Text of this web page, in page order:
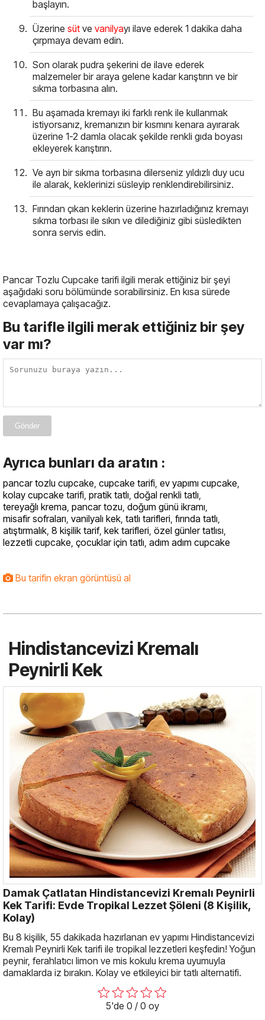
başlayın.
Üzerine süt ve vanilyayı ilave ederek 1 dakika daha
çırpmaya devam edin.
Son olarak pudra şekerini de ilave ederek
malzemeler bir araya gelene kadar karıştırın ve bir
sıkma torbasına alın.
Bu aşamada kremayı iki farklı renk ile kullanmak
istiyorsanız, kremanızın bir kısmını kenara ayırarak
üzerine 1-2 damla olacak şekilde renkli gıda boyası
ekleyerek karıştırın.
Ve ayrı bir sıkma torbasına dilerseniz yıldızlı duy ucu
ile alarak, keklerinizi süsleyip renklendirebilirsiniz.
Fırından çıkan keklerin üzerine hazırladığınız kremayı
sıkma torbası ile sıkın ve dilediğiniz gibi süsledikten
sonra servis edin.
Pancar Tozlu Cupcake tarifi ilgili merak ettiğiniz bir şeyi
aşağıdaki soru bölümünde sorabilirsiniz. En kısa sürede
cevaplamaya çalışacağız.
Bu tarifle ilgili merak ettiğiniz bir şey
var mı?
Gönder
Ayrıca bunları da aratın :
pancar tozlu cupcake, cupcake tarifi, ev yapımı cupcake,
kolay cupcake tarifi, pratik tatlı, doğal renkli tatlı,
tereyağlı krema, pancar tozu, doğum günü ikramı,
misafir sofraları, vanilyalı kek, tatlı tarifleri, fırında tatlı,
atıştırmalık, 8 kişilik tarif, kek tarifleri, özel günler tatlısı,
lezzetli cupcake, çocuklar için tatlı, adım adım cupcake
Bu tarifin ekran görüntüsü al
Hindistancevizi Kremalı
Peynirli Kek
Damak Çatlatan Hindistancevizi Kremalı Peynirli
Kek Tarifi: Evde Tropikal Lezzet Şöleni (8 Kişilik,
Kolay)
Bu 8 kişilik, 55 dakikada hazırlanan ev yapımı Hindistancevizi
Kremalı Peynirli Kek tarifi ile tropikal lezzetleri keşfedin! Yoğun
peynir, ferahlatıcı limon ve mis kokulu krema uyumuyla
damaklarda iz bırakın. Kolay ve etkileyici bir tatlı alternatifi.
5'de 0 / 0 oy